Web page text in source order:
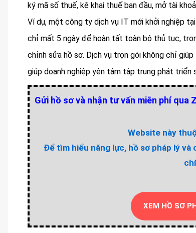
ký mã số thuế, kê khai thuế ban đầu, mở tài
Ví dụ, một công ty dịch vụ IT mới khởi nghiệp
chỉ mất 5 ngày để hoàn tất toàn bộ thủ tục,
chỉnh sửa hồ sơ. Dịch vụ trọn gói không chỉ
giúp doanh nghiệp yên tâm tập trung phát triển
Gửi hồ sơ và nhận tư vấn miễn phí qua
Website này
Để tìm hiểu năng lực, hồ sơ pháp lý
XEM HỒ SƠ